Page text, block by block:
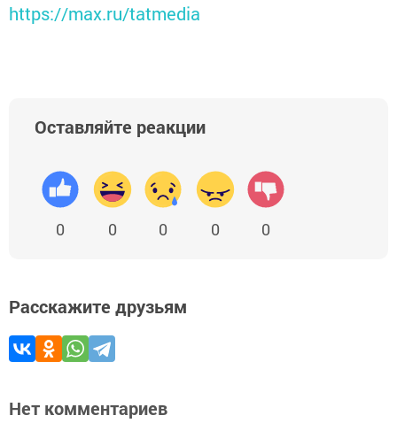
https://max.ru/tatmedia
Оставляйте реакции
0 0 0 0 0
Расскажите друзьям
Нет комментариев